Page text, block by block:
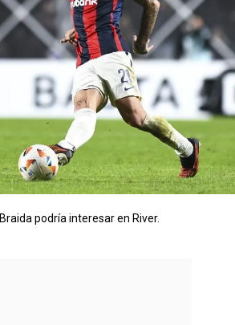
Braida podría interesar en River.